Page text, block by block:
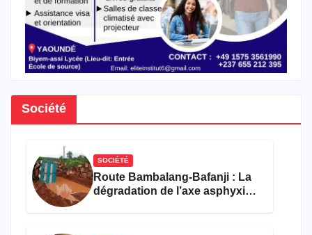
Société
SOCIÉTÉ
Route Bambalang-Bafanji : La
dégradation de l’axe asphyxie